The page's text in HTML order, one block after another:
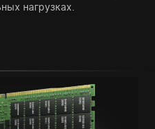
нагрузках.